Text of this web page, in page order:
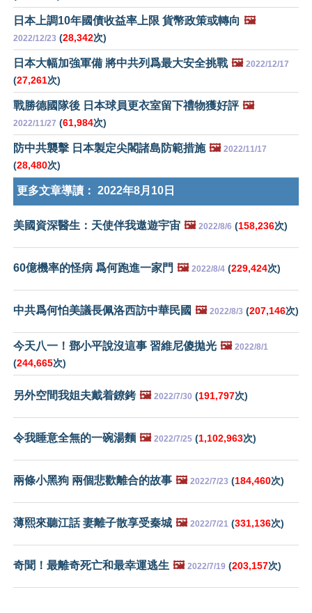
日本上調10年國債收益率上限 貨幣政策或轉向 🖼️
2022/12/23 (28,342次)
日本大幅加強軍備 將中共列爲最大安全挑戰 🖼️ 2022/12/17
(27,261次)
戰勝德國隊後 日本球員更衣室留下禮物獲好評 🖼️
2022/11/27 (61,984次)
防中共襲擊 日本製定尖閣諸島防範措施 🖼️ 2022/11/17
(28,480次)
更多文章導讀： 2022年8月10日
美國資深醫生：天使伴我遨遊宇宙 🖼️ 2022/8/6 (158,236次)
60億機率的怪病 爲何跑進一家門 🖼️ 2022/8/4 (229,424次)
中共爲何怕美議長佩洛西訪中華民國 🖼️ 2022/8/3 (207,146次)
今天八一！鄧小平說沒這事 習維尼傻拋光 🖼️ 2022/8/1
(244,665次)
另外空間我姐夫戴着鐐銬 🖼️ 2022/7/30 (191,797次)
令我睡意全無的一碗湯麵 🖼️ 2022/7/25 (1,102,963次)
兩條小黑狗 兩個悲歡離合的故事 🖼️ 2022/7/23 (184,460次)
薄熙來聽江話 妻離子散享受秦城 🖼️ 2022/7/21 (331,136次)
奇聞！最離奇死亡和最幸運逃生 🖼️ 2022/7/19 (203,157次)